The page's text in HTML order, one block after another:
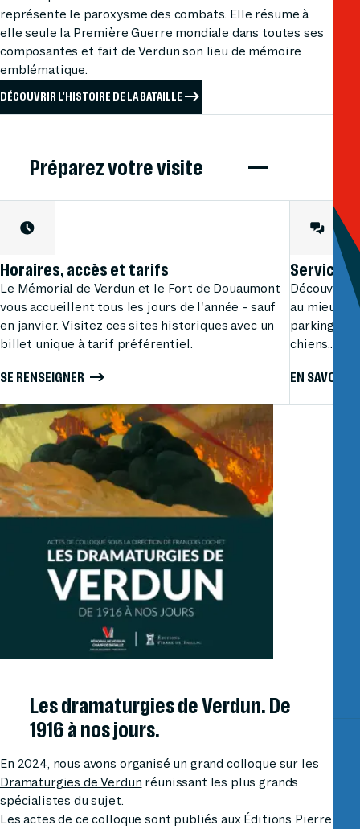
représente le paroxysme des combats. Elle résume à
elle seule la Première Guerre mondiale dans toutes ses
composantes et fait de Verdun son lieu de mémoire
emblématique.
DÉCOUVRIR L'HISTOIRE DE LA BATAILLE
Préparez votre visite
Horaires, accès et tarifs
Le Mémorial de Verdun et le Fort de Douaumont
vous accueillent tous les jours de l'année - sauf
en janvier. Visitez ces sites historiques avec un
billet unique à tarif préférentiel.
SE RENSEIGNER
Services
Découvrez
au mieux
parking,
chiens...
EN SAVOIR
Les dramaturgies de Verdun. De
1916 à nos jours.
En 2024, nous avons organisé un grand colloque sur les
Dramaturgies de Verdun réunissant les plus grands
spécialistes du sujet.
Les actes de ce colloque sont publiés aux Éditions Pierre